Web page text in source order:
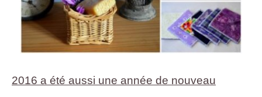
2016 a été aussi une année de nouveau